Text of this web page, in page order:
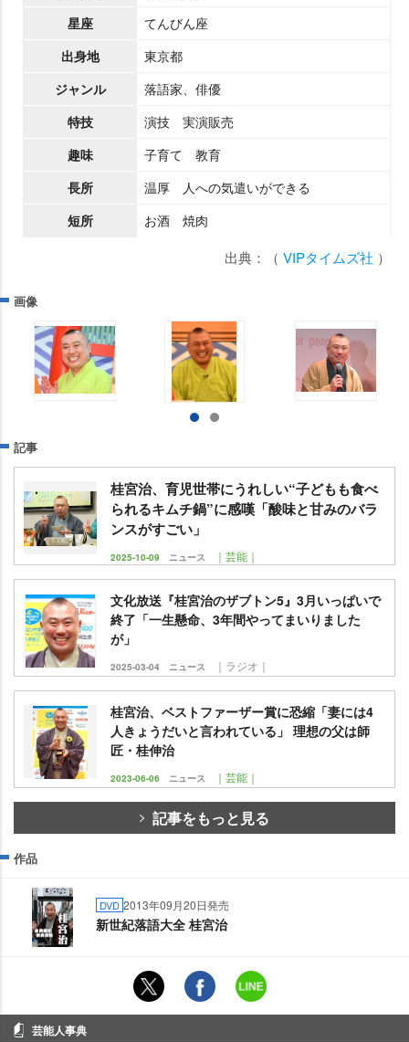
星座
てんびん座
出身地
東京都
ジャンル
落語家、俳優
特技
演技 実演販売
趣味
子育て 教育
長所
温厚 人への気遣いができる
短所
お酒 焼肉
出典：（ VIPタイムズ社 ）
画像
記事
桂宮治、育児世帯にうれしい“子どもも食べ
られるキムチ鍋”に感嘆「酸味と甘みのバラ
ンスがすごい」
2025-10-09 ニュース ｜芸能｜
文化放送『桂宮治のザブトン5』3月いっぱいで
終了「一生懸命、3年間やってまいりました
が」
2025-03-04 ニュース ｜ラジオ｜
桂宮治、ベストファーザー賞に恐縮「妻には4
人きょうだいと言われている」 理想の父は師
匠・桂伸治
2023-06-06 ニュース ｜芸能｜
記事をもっと見る
作品
DVD 2013年09月20日発売
新世紀落語大全 桂宮治
芸能人事典